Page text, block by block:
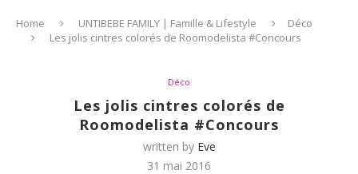
Home UNTIBEBE FAMILY | Famille & Lifestyle
Déco
Les jolis cintres colorés de Roomodelista #Concours
Déco
Les jolis cintres colorés de
Roomodelista #Concours
written by Eve
31 mai 2016